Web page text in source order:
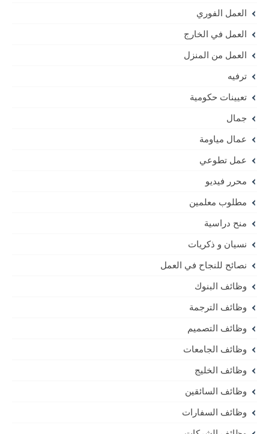
العمل الفوري
العمل في الخارج
العمل من المنزل
ترفيه
تعيينات حكومية
جمال
عمال مياومة
عمل تطوعي
محرر فيديو
مطلوب معلمين
منح دراسية
نسيان و ذكريات
نصائح للنجاح في العمل
وظائف البنوك
وظائف الترجمة
وظائف التصميم
وظائف الجامعات
وظائف الخليج
وظائف السائقين
وظائف السفارات